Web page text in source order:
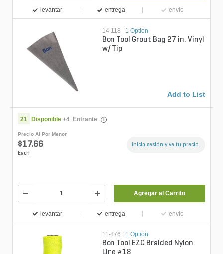
levantar entrega envío
14-118 | 1 Option
Bon Tool Grout Bag 27 in. Vinyl
w/ Tip
Add to List
21 Disponible +4 Entrante i
Precio Al Por Menor
$17.66
Each
Inicia sesión y ve tu precio.
Agregar al Carrito
levantar entrega envío
11-876 1 Option
Bon Tool EZC Braided Nylon
Line #18